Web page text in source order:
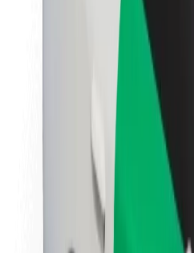
Fenntarthatóság a Boltnál
Project Zero
Sajtószoba
Brand
Küldetés
Befektetői kapcsolatok
Vezetőség